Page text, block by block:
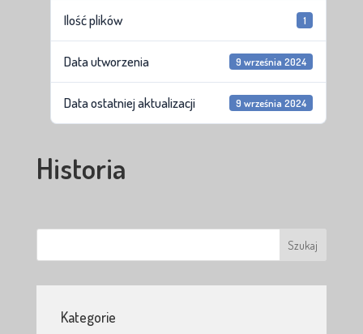
Ilość plików 1
Data utworzenia 9 września 2024
Data ostatniej aktualizacji 9 września 2024
Historia
Kategorie